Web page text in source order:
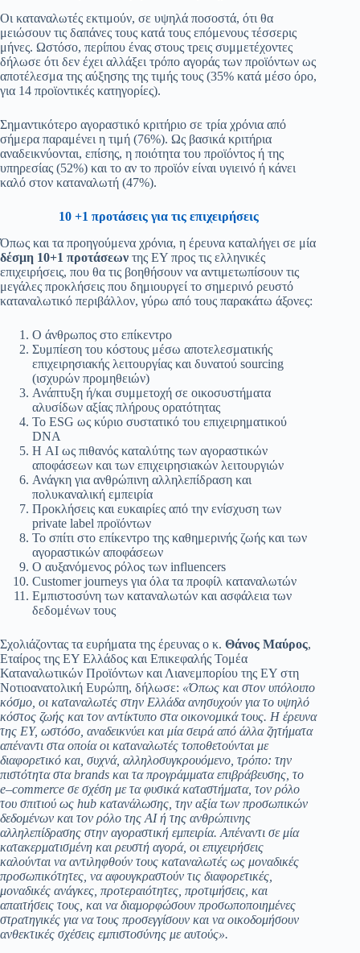
Οι καταναλωτές εκτιμούν, σε υψηλά ποσοστά, ότι θα
μειώσουν τις δαπάνες τους κατά τους επόμενους τέσσερις
μήνες. Ωστόσο, περίπου ένας στους τρεις συμμετέχοντες
δήλωσε ότι δεν έχει αλλάξει τρόπο αγοράς των προϊόντων ως
αποτέλεσμα της αύξησης της τιμής τους (35% κατά μέσο όρο,
για 14 προϊοντικές κατηγορίες).
Σημαντικότερο αγοραστικό κριτήριο σε τρία χρόνια από
σήμερα παραμένει η τιμή (76%). Ως βασικά κριτήρια
αναδεικνύονται, επίσης, η ποιότητα του προϊόντος ή της
υπηρεσίας (52%) και το αν το προϊόν είναι υγιεινό ή κάνει
καλό στον καταναλωτή (47%).
10 +1 προτάσεις για τις επιχειρήσεις
Όπως και τα προηγούμενα χρόνια, η έρευνα καταλήγει σε μία
δέσμη 10+1 προτάσεων της ΕΥ προς τις ελληνικές
επιχειρήσεις, που θα τις βοηθήσουν να αντιμετωπίσουν τις
μεγάλες προκλήσεις που δημιουργεί το σημερινό ρευστό
καταναλωτικό περιβάλλον, γύρω από τους παρακάτω άξονες:
Ο άνθρωπος στο επίκεντρο
Συμπίεση του κόστους μέσω αποτελεσματικής
επιχειρησιακής λειτουργίας και δυνατού sourcing
(ισχυρών προμηθειών)
Ανάπτυξη ή/και συμμετοχή σε οικοσυστήματα
αλυσίδων αξίας πλήρους ορατότητας
Το ESG ως κύριο συστατικό του επιχειρηματικού
DNA
Η AI ως πιθανός καταλύτης των αγοραστικών
αποφάσεων και των επιχειρησιακών λειτουργιών
Ανάγκη για ανθρώπινη αλληλεπίδραση και
πολυκαναλική εμπειρία
Προκλήσεις και ευκαιρίες από την ενίσχυση των
private label προϊόντων
Το σπίτι στο επίκεντρο της καθημερινής ζωής και των
αγοραστικών αποφάσεων
Ο αυξανόμενος ρόλος των influencers
Customer journeys για όλα τα προφίλ καταναλωτών
Εμπιστοσύνη των καταναλωτών και ασφάλεια των
δεδομένων τους
Σχολιάζοντας τα ευρήματα της έρευνας ο κ. Θάνος Μαύρος,
Εταίρος της EY Ελλάδος και Επικεφαλής Τομέα
Καταναλωτικών Προϊόντων και Λιανεμπορίου της ΕΥ στη
Νοτιοανατολική Ευρώπη, δήλωσε: «Όπως και στον υπόλοιπο
κόσμο, οι καταναλωτές στην Ελλάδα ανησυχούν για το υψηλό
κόστος ζωής και τον αντίκτυπο στα οικονομικά τους. H έρευνα
της EY, ωστόσο, αναδεικνύει και μία σειρά από άλλα ζητήματα
απέναντι στα οποία οι καταναλωτές τοποθετούνται με
διαφορετικό και, συχνά, αλληλοσυγκρουόμενο, τρόπο: την
πιστότητα σταbrands και τα προγράμματα επιβράβευσης, το
e–commerce σε σχέση με τα φυσικά καταστήματα, τον ρόλο
του σπιτιού ως hub κατανάλωσης, την αξία των προσωπικών
δεδομένων και τον ρόλο της ΑΙ ή της ανθρώπινης
αλληλεπίδρασης στην αγοραστική εμπειρία. Απέναντι σε μία
κατακερματισμένη και ρευστή αγορά, οι επιχειρήσεις
καλούνται να αντιληφθούν τους καταναλωτές ως μοναδικές
προσωπικότητες, να αφουγκραστούν τις διαφορετικές,
μοναδικές ανάγκες, προτεραιότητες, προτιμήσεις, και
απαιτήσεις τους, και να διαμορφώσουν προσωποποιημένες
στρατηγικές για να τους προσεγγίσουν και να οικοδομήσουν
ανθεκτικές σχέσεις εμπιστοσύνης με αυτούς».